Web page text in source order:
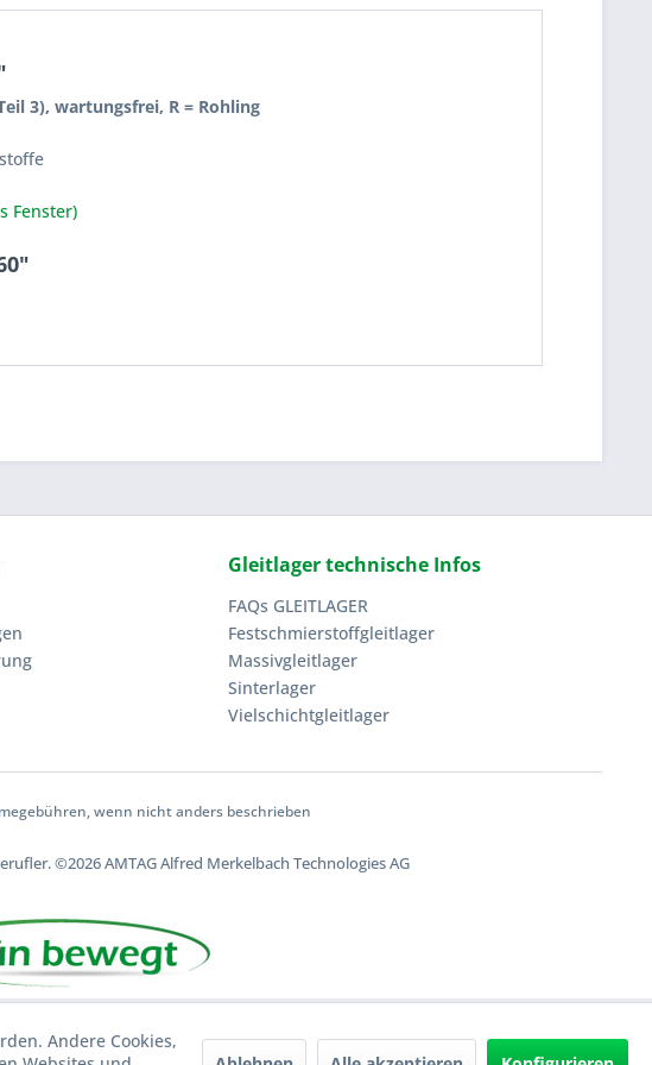
3), wartungsfrei, R = Rohling
Fenster)
Gleitlager technische Infos
FAQs GLEITLAGER
Festschmierstoffgleitlager
Massivgleitlager
Sinterlager
Vielschichtgleitlager
wenn nicht anders beschrieben
©2026 AMTAG Alfred Merkelbach Technologies AG
Andere Cookies,